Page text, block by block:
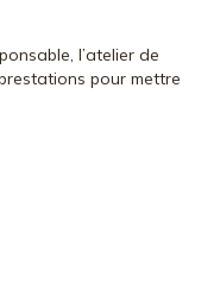
l’atelier de
pour mettre